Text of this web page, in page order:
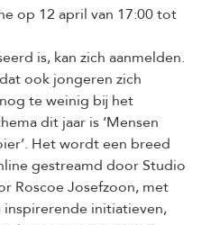
op 12 april van 17:00 tot
is, kan zich aanmelden.
ook jongeren zich
te weinig bij het
dit jaar is ‘Mensen
Het wordt een breed
gestreamd door Studio
Roscoe Josefzoon, met
initiatieven,